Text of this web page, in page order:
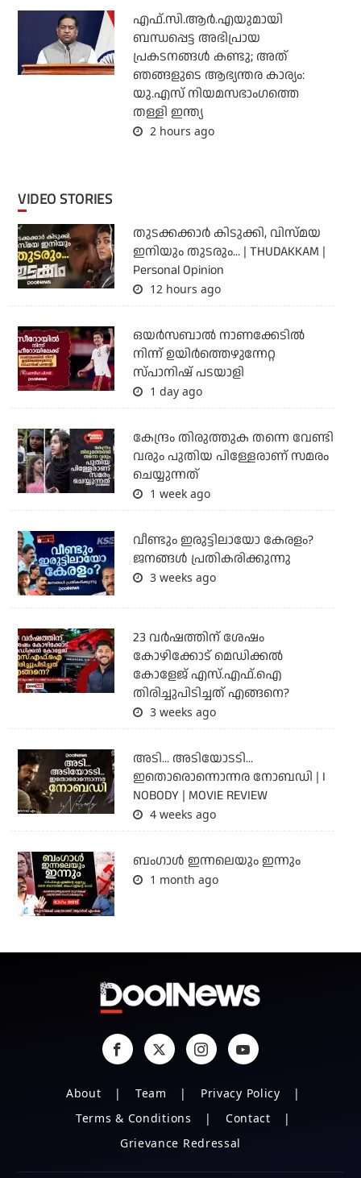
എഫ്.സി.ആര്‍.എയുമായി
ബന്ധപ്പെട്ട അഭിപ്രായ
പ്രകടനങ്ങള്‍ കണ്ടു; അത്
ഞങ്ങളുടെ ആഭ്യന്തര കാര്യം:
യു.എസ് നിയമസഭാംഗത്തെ
തള്ളി ഇന്ത്യ
2 hours ago
VIDEO STORIES
തുടക്കക്കാര്‍ കിടുക്കി, വിസ്മയ
ഇനിയും തുടരും... | THUDAKKAM |
Personal Opinion
12 hours ago
ഒയര്‍സബാൽ നാണക്കേടിൽ
നിന്ന് ഉയിർത്തെഴുന്നേറ്റ
സ്പാനിഷ് പടയാളി
1 day ago
കേന്ദ്രം തിരുത്തുക തന്നെ വേണ്ടി
വരും പുതിയ പിള്ളേരാണ് സമരം
ചെയ്യുന്നത്
1 week ago
വീണ്ടും ഇരുട്ടിലായോ കേരളം?
ജനങ്ങൾ പ്രതികരിക്കുന്നു
3 weeks ago
23 വർഷത്തിന് ശേഷം
കോഴിക്കോട് മെഡിക്കൽ
കോളേജ് എസ്.എഫ്.ഐ
തിരിച്ചുപിടിച്ചത് എങ്ങനെ?
3 weeks ago
അടി... അടിയോടടി...
ഇതൊരൊന്നൊന്നര നോബഡി | I
NOBODY | MOVIE REVIEW
4 weeks ago
ബംഗാള്‍ ഇന്നലെയും ഇന്നും
1 month ago
About Team
Privacy Policy
Terms & Conditions
Contact
Grievance Redressal